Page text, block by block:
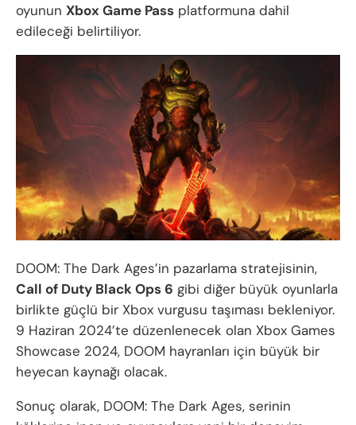
oyunun Xbox Game Pass platformuna dahil
edileceği belirtiliyor.
DOOM: The Dark Ages’in pazarlama stratejisinin,
Call of Duty Black Ops 6 gibi diğer büyük oyunlarla
birlikte güçlü bir Xbox vurgusu taşıması bekleniyor.
9 Haziran 2024’te düzenlenecek olan Xbox Games
Showcase 2024, DOOM hayranları için büyük bir
heyecan kaynağı olacak.
Sonuç olarak, DOOM: The Dark Ages, serinin